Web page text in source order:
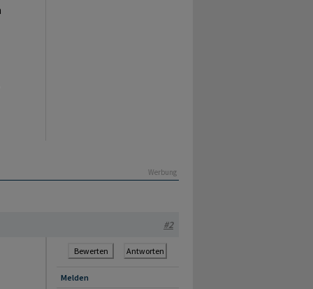
Werbung
#2
Bewerten Antworten
Melden